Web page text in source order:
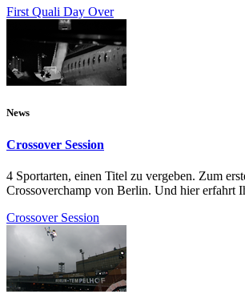
First Quali Day Over
News
Crossover Session
4 Sportarten, einen Titel zu vergeben. Zum
Crossoverchamp von Berlin. Und hier erfahrt
Crossover Session